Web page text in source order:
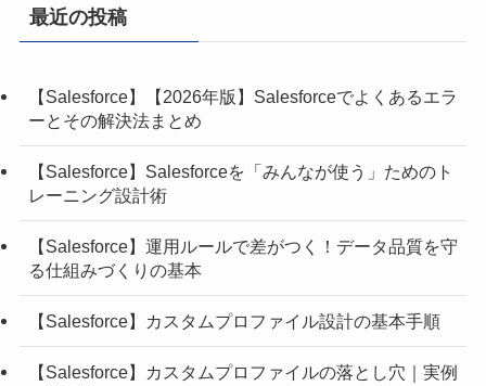
最近の投稿
【Salesforce】【2026年版】Salesforceでよくあるエラ
ーとその解決法まとめ
【Salesforce】Salesforceを「みんなが使う」ためのト
レーニング設計術
【Salesforce】運用ルールで差がつく！データ品質を守
る仕組みづくりの基本
【Salesforce】カスタムプロファイル設計の基本手順
【Salesforce】カスタムプロファイルの落とし穴｜実例